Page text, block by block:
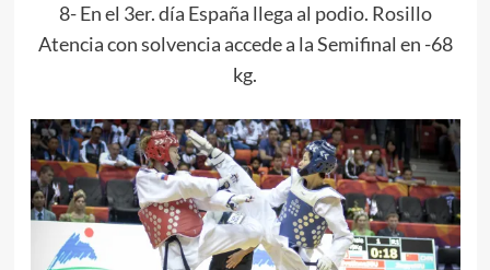
8- En el 3er. día España llega al podio. Rosillo
Atencia con solvencia accede a la Semifinal en -68
kg.